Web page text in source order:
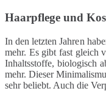
Haarpflege und
In den letzten Jahren
mehr. Es gibt fast gleich
Inhaltsstoffe, biologisch
mehr. Dieser
sehr beliebt. Auch die